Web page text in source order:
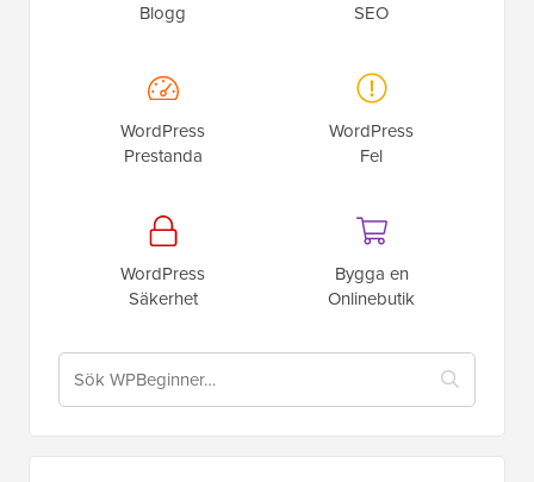
Blogg SEO
WordPress
Prestanda
WordPress
Fel
WordPress
Säkerhet
Bygga en
Onlinebutik